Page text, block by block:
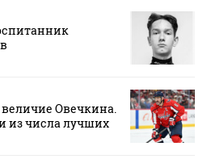
Овечкина.
из числа лучших